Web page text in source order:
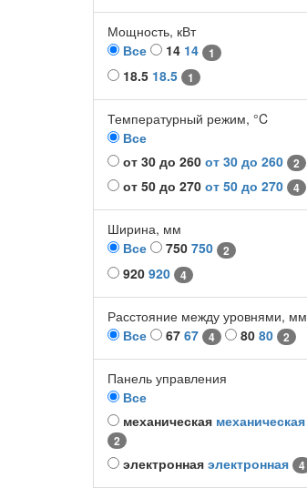
Мощность, кВт
Все
14 14 1
18.5 18.5 1
Температурный режим, °C
Все
от 30 до 260 от 30 до 260 2
от 50 до 270 от 50 до 270 4
Ширина, мм
Все
750 750 2
920 920 4
Расстояние между уровнями, мм
Все
67 67 4 80 80 2
Панель управления
Все
механическая механическая
2
электронная электронная 4